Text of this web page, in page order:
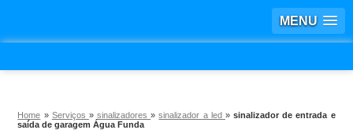
MENU
Home » Serviços »sinalizadores»sinalizador a led »sinalizador de entrada e
saída de garagem Água Funda